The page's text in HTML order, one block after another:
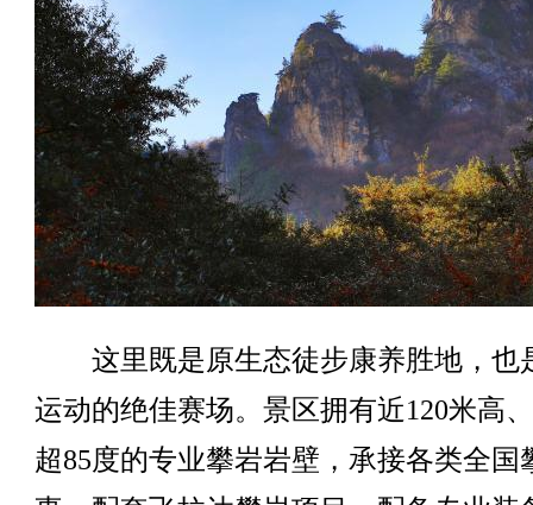
这里既是原生态徒步康养胜地，也
运动的绝佳赛场。景区拥有近120米高
超85度的专业攀岩岩壁，承接各类全国